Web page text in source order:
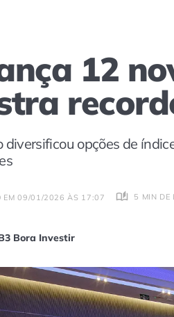
12
diversificou opções de
EM 09/01/2026 ÀS 17:07 5 MIN DE
Bora Investir